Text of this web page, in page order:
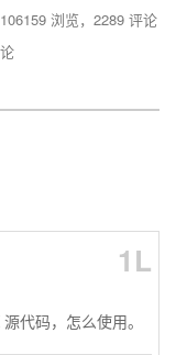
106159 浏览，2289 评论
1L
代码，怎么使用。